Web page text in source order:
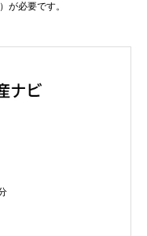
が必要です。